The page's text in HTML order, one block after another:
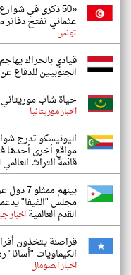
«50 ذكرى في
عثماني تفتح دفاتر
تونس
قيادي بالحراك
الجنوبيين للدفاع
حياة شاب
اخبار موريتانيا
اليونيسكو تدرج
مواقع أخرى أحدها
قائمة التراث العالمي
مجلس "الفيفا"
القدم العالميةاخبار
قراصنة يتخذون
الكيماويات
اخبار الصومال